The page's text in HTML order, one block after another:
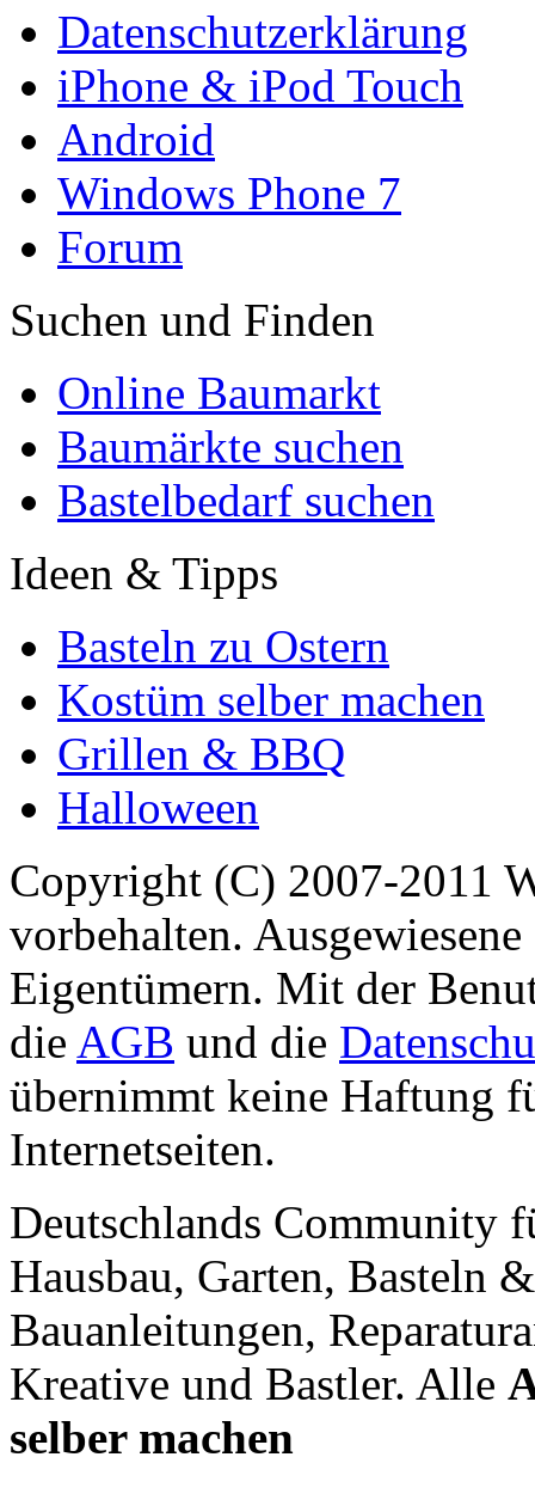
Datenschutzerklärung
iPhone & iPod Touch
Android
Windows Phone 7
Forum
Suchen und Finden
Online Baumarkt
Baumärkte suchen
Bastelbedarf suchen
Ideen & Tipps
Basteln zu Ostern
Kostüm selber machen
Grillen & BBQ
Halloween
Copyright (C) 2007-2011
vorbehalten.
Eigentümern. Mit der
die AGB und die
übernimmt keine Haftung
Internetseiten.
Deutschlands Community
Hausbau, Garten, Basteln
Bauanleitungen,
Kreative und Bastler. Alle
selber machen